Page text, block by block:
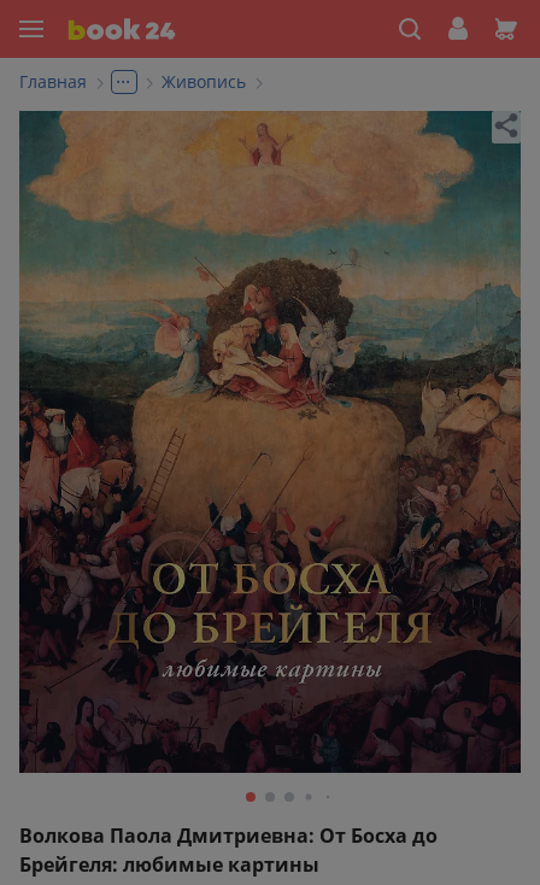
Главная ... Живопись
Волкова Паола Дмитриевна: От Босха до
Брейгеля: любимые картины